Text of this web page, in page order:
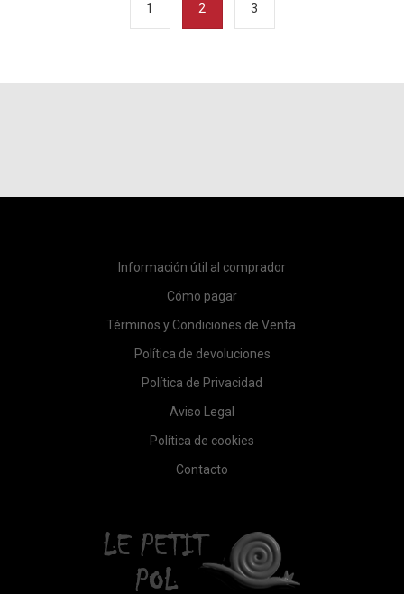
1 2 3
Información útil al comprador
Cómo pagar
Términos y Condiciones de Venta.
Política de devoluciones
Política de Privacidad
Aviso Legal
Política de cookies
Contacto